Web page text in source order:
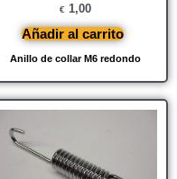
Anillo de collar M6 redondo
€ 1,00
Añadir al carrito